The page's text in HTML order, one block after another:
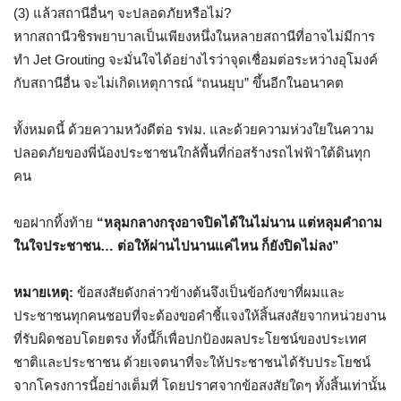
(3) แล้วสถานีอื่นๆ จะปลอดภัยหรือไม่?
หากสถานีวชิรพยาบาลเป็นเพียงหนึ่งในหลายสถานีที่อาจไม่มีการ
ทำ Jet Grouting จะมั่นใจได้อย่างไรว่าจุดเชื่อมต่อระหว่างอุโมงค์
กับสถานีอื่น จะไม่เกิดเหตุการณ์ “ถนนยุบ” ขึ้นอีกในอนาคต
ทั้งหมดนี้ ด้วยความหวังดีต่อ รฟม. และด้วยความห่วงใยในความ
ปลอดภัยของพี่น้องประชาชนใกล้พื้นที่ก่อสร้างรถไฟฟ้าใต้ดินทุก
คน
ขอฝากทิ้งท้าย “หลุมกลางกรุงอาจปิดได้ในไม่นาน แต่หลุมคำถาม
ในใจประชาชน… ต่อให้ผ่านไปนานแค่ไหน ก็ยังปิดไม่ลง”
หมายเหตุ: ข้อสงสัยดังกล่าวข้างต้นจึงเป็นข้อกังขาที่ผมและ
ประชาชนทุกคนชอบที่จะต้องขอคำชี้แจงให้สิ้นสงสัยจากหน่วยงาน
ที่รับผิดชอบโดยตรง ทั้งนี้ก็เพื่อปกป้องผลประโยชน์ของประเทศ
ชาติและประชาชน ด้วยเจตนาที่จะให้ประชาชนได้รับประโยชน์
จากโครงการนี้อย่างเต็มที่ โดยปราศจากข้อสงสัยใดๆ ทั้งสิ้นเท่านั้น